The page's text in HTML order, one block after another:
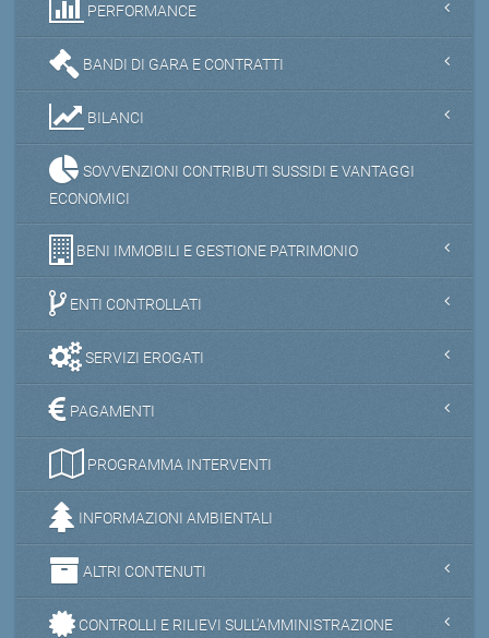
PERFORMANCE
BANDI DI GARA E CONTRATTI
BILANCI
SOVVENZIONI CONTRIBUTI SUSSIDI E VANTAGGI
ECONOMICI
BENI IMMOBILI E GESTIONE PATRIMONIO
ENTI CONTROLLATI
SERVIZI EROGATI
PAGAMENTI
PROGRAMMA INTERVENTI
INFORMAZIONI AMBIENTALI
ALTRI CONTENUTI
CONTROLLI E RILIEVI SULL'AMMINISTRAZIONE